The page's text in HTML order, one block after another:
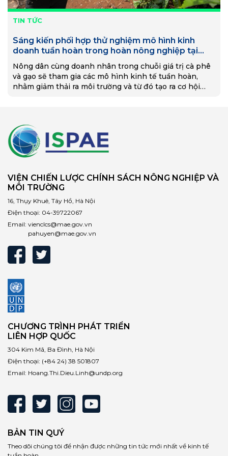
TIN TỨC
Sáng kiến phối hợp thử nghiệm mô hình kinh
doanh tuần hoàn trong hoàn nông nghiệp tại
Nông dân cùng doanh nhân trong chuỗi giá trị cà phê
và gạo sẽ tham gia các mô hình kinh tế tuần hoàn,
nhằm giảm thải ra môi trường và từ đó tạo ra cơ hội
VIỆN CHIẾN LƯỢC CHÍNH SÁCH NÔNG NGHIỆP VÀ
MÔI TRƯỜNG
16, Thụy Khuê, Tây Hồ, Hà Nội
Điện thoại: 04-39722067
Email: vienclcs@mae.gov.vn
pahuyen@mae.gov.vn
CHƯƠNG TRÌNH PHÁT TRIỂN
LIÊN HỢP QUỐC
304 Kim Mã, Ba Đình, Hà Nội
Điện thoại: (+84 24) 38 501807
Email: Hoang.Thi.Dieu.Linh@undp.org
BẢN TIN QUÝ
Theo dõi chúng tôi để nhận được những tin tức mới nhất về kinh tế